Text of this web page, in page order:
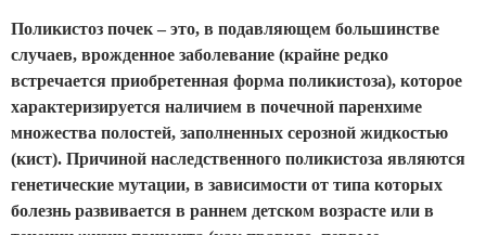
Поликистоз почек – это, в подавляющем большинстве
случаев, врожденное заболевание (крайне редко
встречается приобретенная форма поликистоза), которое
характеризируется наличием в почечной паренхиме
множества полостей, заполненных серозной жидкостью
(кист). Причиной наследственного поликистоза являются
генетические мутации, в зависимости от типа которых
болезнь развивается в раннем детском возрасте или в